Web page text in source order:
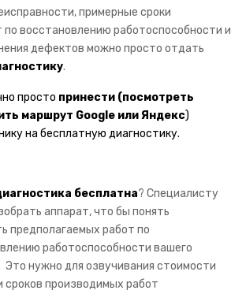
плееры
телевизоры
примерные сроки
по восстановлению работоспособности и
дефектов можно просто отдать
.
просто принести (посмотреть
маршрут Google илиЯндекс)
на бесплатную диагностику.
бесплатна? Специалисту
аппарат, что бы понять
предполагаемых работ по
работоспособности вашего
Это нужно для озвучивания стоимости
сроков производимых работ